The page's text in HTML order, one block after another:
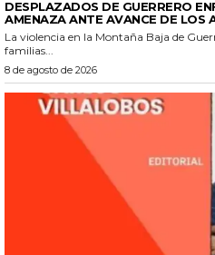
DESPLAZADOS DE GUERRERO
AMENAZA ANTE AVANCE DE LOS
La violencia en la Montaña Baja de
familias...
8 de agosto de 2026